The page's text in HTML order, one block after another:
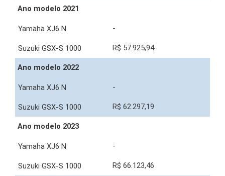
Ano modelo 2021
-
R$ 57.925,94
Ano modelo 2022
-
R$ 62.297,19
Ano modelo 2023
-
R$ 66.123,46